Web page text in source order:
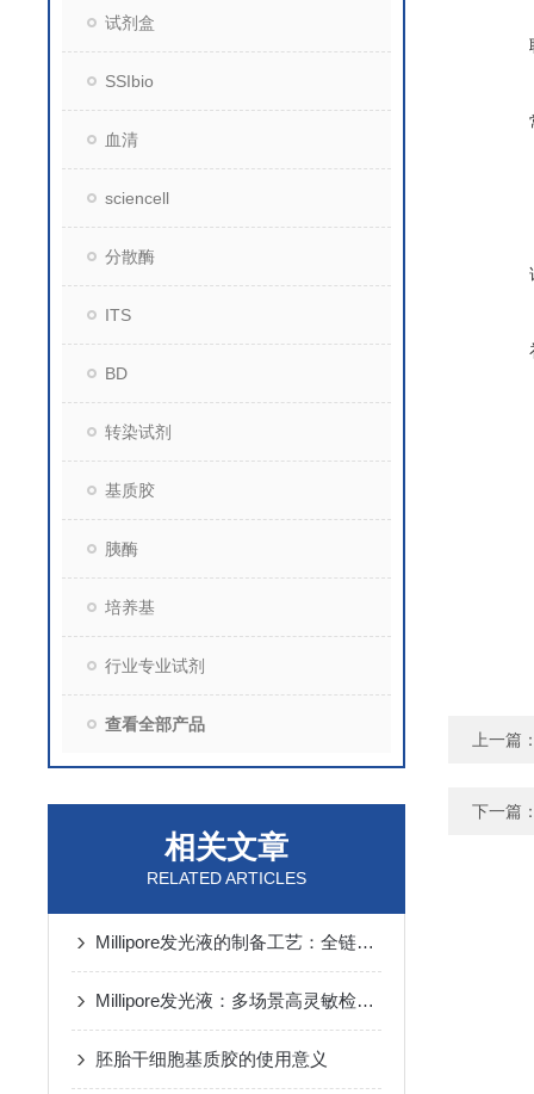
试剂盒
SSIbio
血清
sciencell
分散酶
ITS
BD
转染试剂
基质胶
胰酶
培养基
行业专业试剂
查看全部产品
相关文章
RELATED ARTICLES
Millipore发光液的制备工艺：全链路质控保障检测性能稳定
Millipore发光液：多场景高灵敏检测的核心试剂支撑
胚胎干细胞基质胶的使用意义
上一篇
下一篇